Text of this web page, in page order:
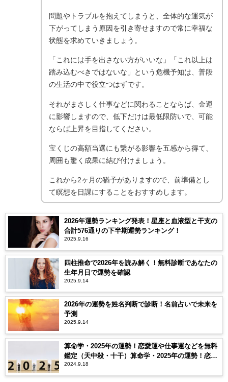
問題やトラブルを抱えてしまうと、全体的な運気が
下がってしまう原因を引き寄せますので常に幸福な
状態を求めていきましょう。
「これには手を出さない方がいいな」「これ以上は
踏み込むべきではないな」という危機予知は、普段
の生活の中で役立つはずです。
それがまさしく仕事などに関わることならば、金運
に影響しますので、低下だけは最低限防いで、可能
ならば上昇を目指してください。
宝くじの高額当選にも繋がる影響を五感から得て、
周囲も驚く成果に結び付けましょう。
これから2ヶ月の猶予がありますので、前準備とし
て瞑想を日課にすることをおすすめします。
2026年運勢ランキング発表！星座と血液型と干支の
合計576通りの下半期運勢ランキング！
2025.9.16
四柱推命で2026年を読み解く！無料診断であなたの
生年月日で運勢を確認
2025.9.14
2026年の運勢を姓名判断で診断！名前占いで未来を
予測
2025.9.14
算命学・2025年の運勢！恋愛運や仕事運などを無料
鑑定（天中殺・十干）算命学・2025年の運勢！恋愛
運や仕事運などを無料鑑定（天中殺・十干）
2024.9.18